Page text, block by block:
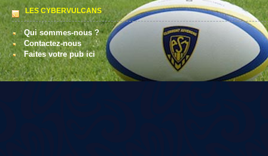
LES CYBERVULCANS
Qui sommes-nous ?
Contactez-nous
Faites votre pub ici